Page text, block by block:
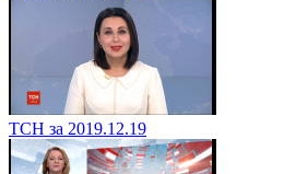
ТСН за 2019.12.19